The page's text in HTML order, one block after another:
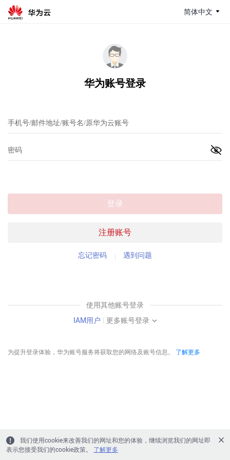
简体中文
华为账号登录
注册账号
登录
忘记密码 遇到问题
使用其他账号登录
IAM用户 | 更多账号登录
为提升登录体验，华为账号服务将获取您的网络及账号信息。 了解更多
我们使用cookie来改善我们的网址和您的体验，继续浏览我们的网址即
表示您接受我们的cookie政策。
了解更多